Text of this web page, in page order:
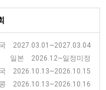
2027.03.01~2027.03.04
일본 2026.12~일정미정
2026.10.13~2026.10.15
2026.10.13~2026.10.16